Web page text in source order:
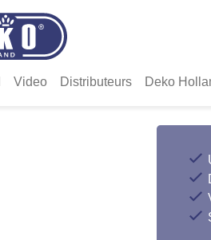
Video Distributeurs Deko